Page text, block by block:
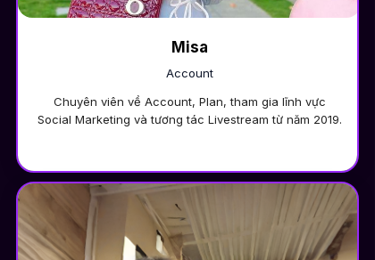
Misa
Account
Chuyên viên về Account, Plan, tham gia lĩnh vực
Social Marketing và tương tác Livestream từ năm 2019.